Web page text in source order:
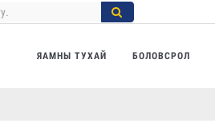
ЯАМНЫ ТУХАЙ БОЛОВСРОЛ